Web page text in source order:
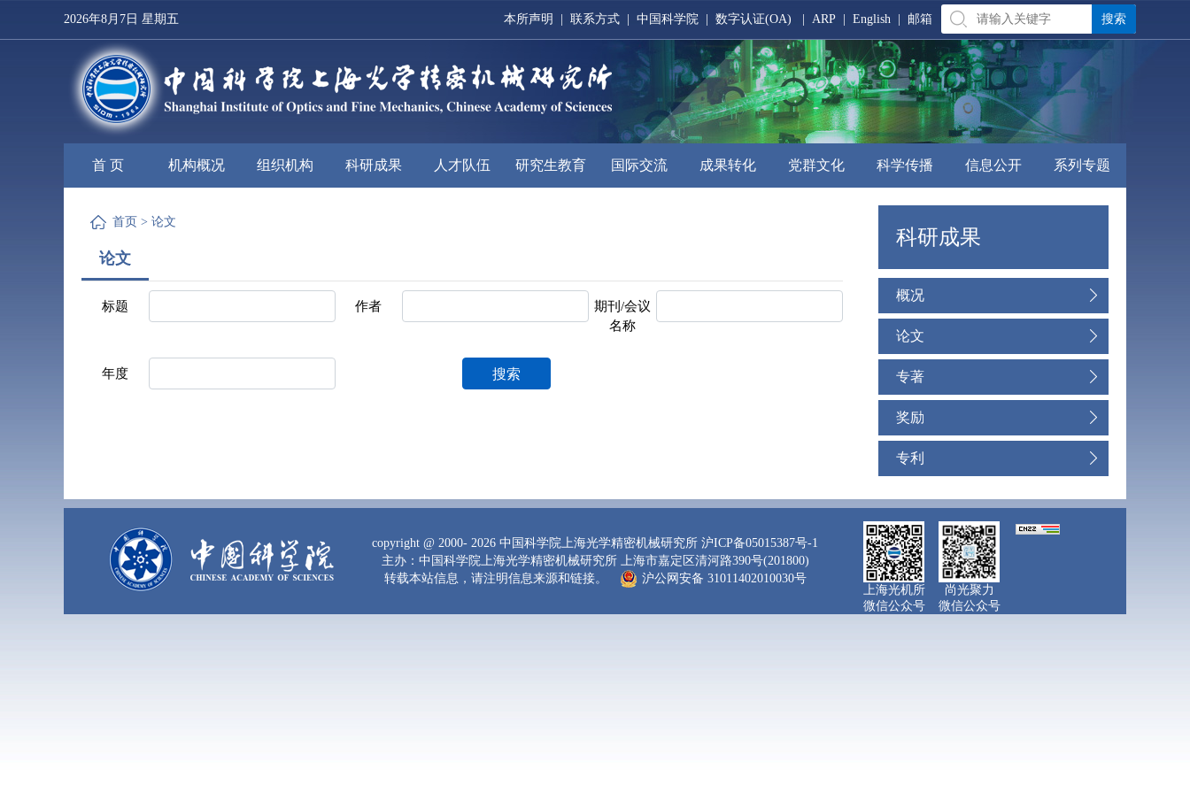
2026年8月7日 星期五 本所声明 联系方式 中国科学院 数字认证(OA) ARP English 邮箱
首 页 机构概况 组织机构 科研成果 人才队伍 研究生教育 国际交流 成果转化 党群文化 科学传播 信息公开 系列专题
首页 > 论文
论文
标题 作者
期刊/会议
名称
年度 搜索
科研成果
概况
论文
专著
奖励
专利
copyright @ 2000- 2026 中国科学院上海光学精密机械研究所 沪ICP备05015387号-1
主办：中国科学院上海光学精密机械研究所 上海市嘉定区清河路390号(201800)
转载本站信息，请注明信息来源和链接。
沪公网安备 31011402010030号
上海光机所
微信公众号
尚光聚力
微信公众号